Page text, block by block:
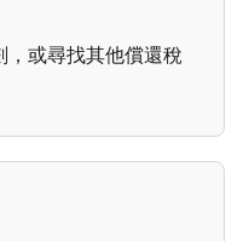
或尋找其他償還稅